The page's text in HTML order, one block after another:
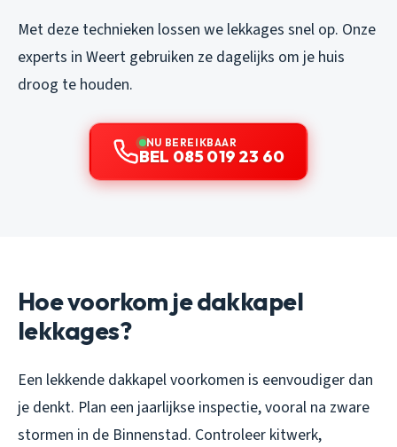
Met deze technieken lossen we lekkages snel op. Onze
experts in Weert gebruiken ze dagelijks om je huis
droog te houden.
NU BEREIKBAAR
BEL 085 019 23 60
Hoe voorkom je dakkapel
lekkages?
Een lekkende dakkapel voorkomen is eenvoudiger dan
je denkt. Plan een jaarlijkse inspectie, vooral na zware
stormen in de Binnenstad. Controleer kitwerk,